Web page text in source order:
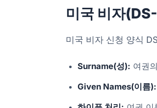
미국 비자
미국 비자 신청 양식
Surname(성): 여권
Given Names(이름):